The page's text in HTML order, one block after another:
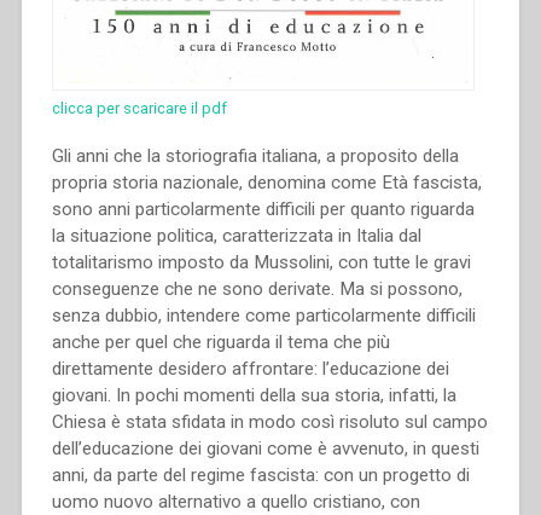
del
secolo
XX.
del
internazionale
di
Storia
Salesiana
Roma,
19-
23
novembre
2014””
clicca per scaricare il pdf
Gli anni che la storiografia italiana, a proposito della
propria storia nazionale, denomina come Età fascista,
sono anni particolarmente difficili per quanto riguarda
la situazione politica, caratterizzata in Italia dal
totalitarismo imposto da Mussolini, con tutte le gravi
conseguenze che ne sono derivate. Ma si possono,
senza dubbio, intendere come particolarmente difficili
anche per quel che riguarda il tema che più
direttamente desidero affrontare: l’educazione dei
giovani. In pochi momenti della sua storia, infatti, la
Chiesa è stata sfidata in modo così risoluto sul campo
dell’educazione dei giovani come è avvenuto, in questi
anni, da parte del regime fascista: con un progetto di
uomo nuovo alternativo a quello cristiano, con